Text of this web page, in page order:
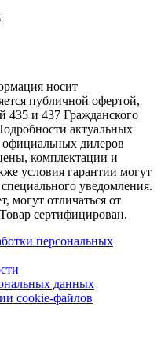
носит
публичной офертой,
435 и 437 Гражданского
актуальных
дилеров
комплектации и
условия гарантии могут
уведомления.
могут отличаться от
сертифицирован.
персональных
данных
cookie-файлов